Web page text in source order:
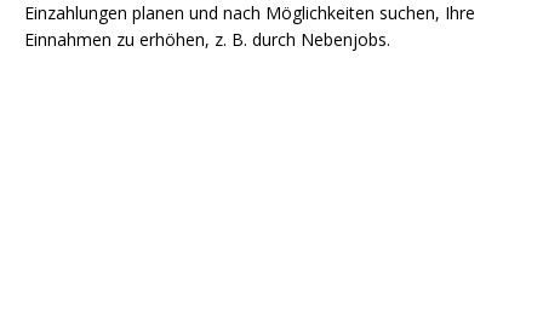
Einzahlungen planen und nach Möglichkeiten suchen, Ihre
Einnahmen zu erhöhen, z. B. durch Nebenjobs.